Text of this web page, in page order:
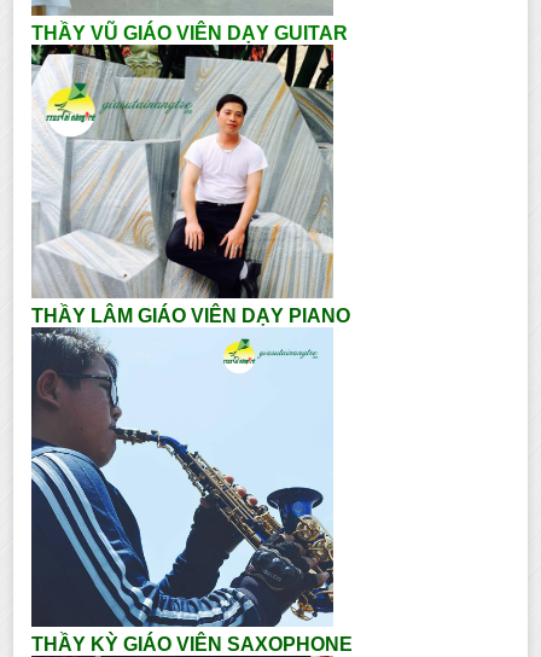
THẦY VŨ GIÁO VIÊN DẠY GUITAR
THẦY LÂM GIÁO VIÊN DẠY PIANO
THẦY KỲ GIÁO VIÊN SAXOPHONE